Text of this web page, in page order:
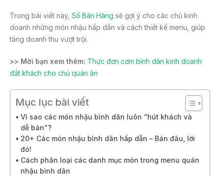
k
Trong bài viết này, Sổ Bán Hàng sẽ gợi ý cho các chủ kinh
doanh những món nhậu hấp dẫn và cách thiết kế menu, giúp
tăng doanh thu vượt trội.
>> Mời bạn xem thêm: Thực đơn cơm bình dân kinh doanh
đắt khách cho chủ quán ăn
Mục lục bài viết
Vì sao các món nhậu bình dân luôn “hút khách và
dễ bán”?
20+ Các món nhậu bình dân hấp dẫn – Bán đâu, lời
đó!
Cách phân loại các danh mục món trong menu quán
nhậu bình dân